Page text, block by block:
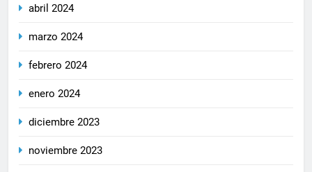
abril 2024
marzo 2024
febrero 2024
enero 2024
diciembre 2023
noviembre 2023